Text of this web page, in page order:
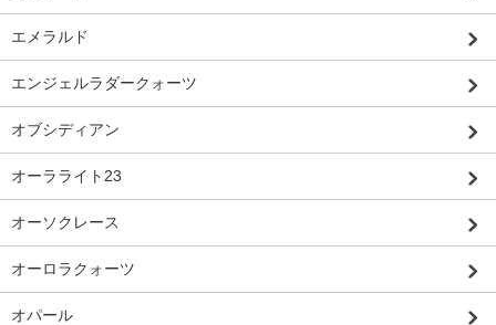
エメラルド
エンジェルラダークォーツ
オブシディアン
オーラライト23
オーソクレース
オーロラクォーツ
オパール